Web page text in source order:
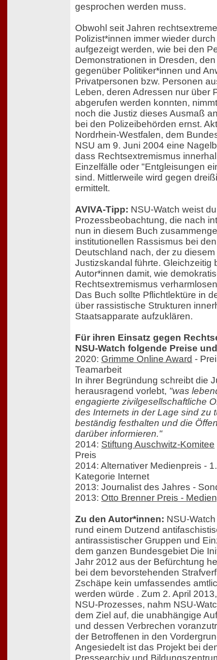
gesprochen werden muss.
Obwohl seit Jahren
Polizist*innen immer wieder
aufgezeigt werden, wie bei den
Demonstrationen in Dresden,
gegenüber Politiker*innen und
Privatpersonen bzw. Personen
Leben, deren Adressen nur über
abgerufen werden konnten,
noch die Justiz dieses Ausmaß
bei den Polizeibehörden ernst.
Nordrhein-Westfalen, dem
NSU am 9. Juni 2004 eine
dass Rechtsextremismus
Einzelfälle oder "Entgleisungen
sind. Mittlerweile wird gegen
ermittelt.
AVIVA-Tipp: NSU-Watch weist
Prozessbeobachtung, die nach
nun in diesem Buch
institutionellen Rassismus bei
Deutschland nach, der zu
Justizskandal führte. Gleichzeitig
Autor*innen damit, wie
Rechtsextremismus
Das Buch sollte Pflichtlektüre in
über rassistische Strukturen
Staatsapparate aufzuklären.
Für ihren Einsatz gegen
NSU-Watch folgende Preise
2020: Grimme Online Award -
Teamarbeit
In ihrer Begründung schreibt die
herausragend vorlebt, "was
engagierte zivilgesellschaftliche
des Internets in der Lage sind zu
beständig festhalten und die
darüber informieren."
2014: Stiftung Auschwitz-Komitee
Preis
2014: Alternativer Medienpreis -
Kategorie Internet
2013: Journalist des Jahres -
2013: Otto Brenner Preis -
Zu den Autor*innen: NSU-
rund einem Dutzend
antirassistischer Gruppen und
dem ganzen Bundesgebiet Die
Jahr 2012 aus der Befürchtung
bei dem bevorstehenden
Zschäpe kein umfassendes
werden würde . Zum 2. April
NSU-Prozesses, nahm NSU-
dem Ziel auf, die unabhängige
und dessen Verbrechen
der Betroffenen in den
Angesiedelt ist das Projekt bei